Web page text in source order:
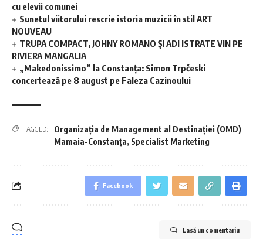
cu elevii comunei
Sunetul viitorului rescrie istoria muzicii în stil ART
NOUVEAU
TRUPA COMPACT, JOHNY ROMANO ȘI ADI ISTRATE VIN PE
RIVIERA MANGALIA
„Makedonissimo” la Constanța: Simon Trpčeski
concertează pe 8 august pe Faleza Cazinoului
TAGGED:
Organizația de Management al Destinației (OMD)
Mamaia-Constanța, Specialist Marketing
Facebook
Lasă un comentariu